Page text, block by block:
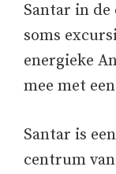
Santar in
soms
energieke
mee met
Santar is
centrum